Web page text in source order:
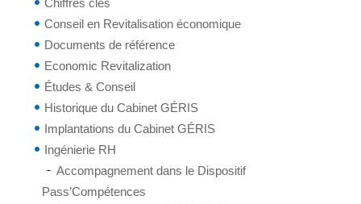
Conseil en Revitalisation économique
Documents de référence
Economic Revitalization
Études & Conseil
Historique du Cabinet GÉRIS
Implantations du Cabinet GÉRIS
Ingénierie RH
Accompagnement dans le Dispositif
Pass’Compétences